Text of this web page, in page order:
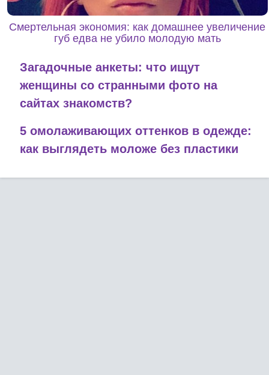
Смертельная экономия: как домашнее увеличение
губ едва не убило молодую мать
Загадочные анкеты: что ищут
женщины со странными фото на
сайтах знакомств?
5 омолаживающих оттенков в одежде:
как выглядеть моложе без пластики